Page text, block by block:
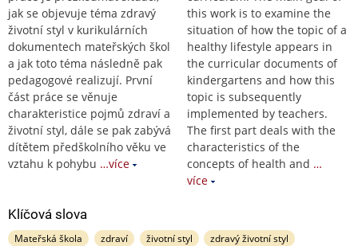
jak se objevuje téma zdravý
životní styl v kurikulárních
dokumentech mateřských škol
a jak toto téma následně pak
pedagogové realizují. První
část práce se věnuje
charakteristice pojmů zdraví a
životní styl, dále se pak zabývá
dítětem předškolního věku ve
vztahu k pohybu …více
this work is to examine the
situation of how the topic of a
healthy lifestyle appears in
the curricular documents of
kindergartens and how this
topic is subsequently
implemented by teachers.
The first part deals with the
characteristics of the
concepts of health and …
více
Klíčová slova
Mateřská škola zdraví životní styl
zdravý životní styl